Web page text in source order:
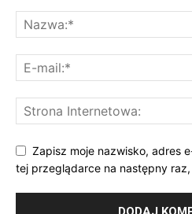
Zapisz moje nazwisko, adres
tej przeglądarce na następny